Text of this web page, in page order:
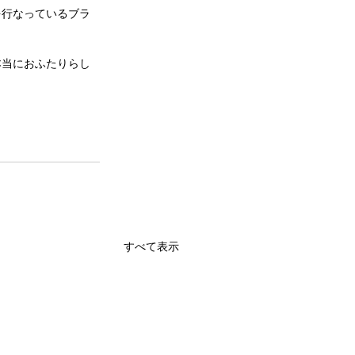
なっているブラ
におふたりらし
すべて表示